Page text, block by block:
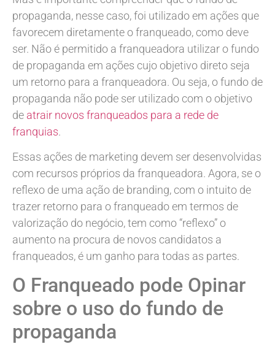
propaganda, nesse caso, foi utilizado em ações que
favorecem diretamente o franqueado, como deve
ser. Não é permitido a franqueadora utilizar o fundo
de propaganda em ações cujo objetivo direto seja
um retorno para a franqueadora. Ou seja, o fundo de
propaganda não pode ser utilizado com o objetivo
de atrair novos franqueados para a rede de
franquias.
Essas ações de marketing devem ser desenvolvidas
com recursos próprios da franqueadora. Agora, se o
reflexo de uma ação de branding, com o intuito de
trazer retorno para o franqueado em termos de
valorização do negócio, tem como “reflexo” o
aumento na procura de novos candidatos a
franqueados, é um ganho para todas as partes.
O Franqueado pode Opinar
sobre o uso do fundo de
propaganda